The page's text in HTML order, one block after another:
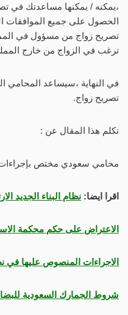
،يمكنه / يمكنها مساعدتك في
الحصول على جميع
تصريح زواج من مسؤول في
ترغب في الزواج من خارج
في النهاية ،سيساعد
تصريح زواج.
تكلم هذا المقال عن :
محامي سعودي مختص بإجراءات
اقرا ايضا: نظام البناء الجديد
الاعتراض على حكم محكمة
الاجراءات المنصوص عليها في
شروط الجمارك السعودية